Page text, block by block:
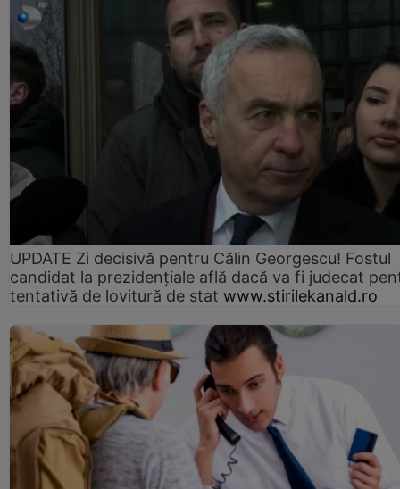
UPDATE Zi decisivă pentru Călin Georgescu! Fostul
candidat la prezidențiale află dacă va fi judecat
tentativă de lovitură de stat www.stirilekanald.ro